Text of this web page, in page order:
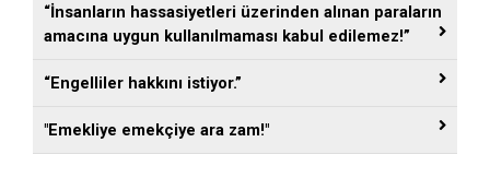
“İnsanların hassasiyetleri üzerinden alınan paraların
amacına uygun kullanılmaması kabul edilemez!”
“Engelliler hakkını istiyor.”
"Emekliye emekçiye ara zam!"